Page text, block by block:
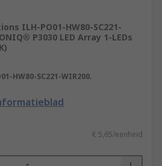
ILH-PO01-HW80-SC221-
P3030 LED Array 1-LEDs
HW80-SC221-WIR200.
€ 5,65/eenheid